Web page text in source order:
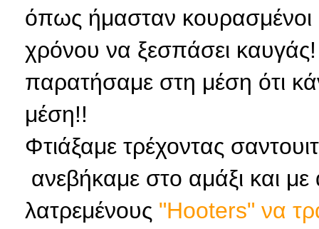
όπως ήμασταν κουρασμένοι
χρόνου να ξεσπάσει καυγάς!
παρατήσαμε στη μέση ότι
μέση!!
Φτιάξαμε τρέχοντας
ανεβήκαμε στο αμάξι και
λατρεμένους "Hooters" να